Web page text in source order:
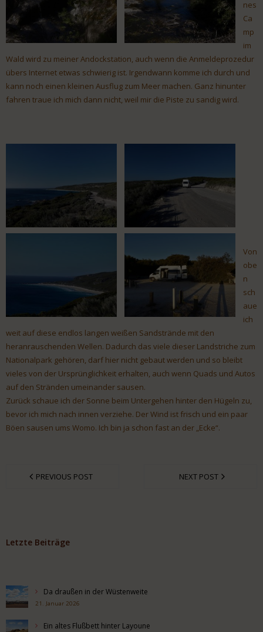
nes
Ca
mp
im
Wald wird zu meiner Andockstation, auch wenn die Anmeldeprozedur
übers Internet etwas schwierig ist. Irgendwann komme ich durch und
kann noch einen kleinen Ausflug zum Meer machen. Ganz hinunter
fahren traue ich mich dann nicht, weil mir die Piste zu sandig wird.
Von
obe
n
sch
aue
ich
weit auf diese endlos langen weißen Sandstrände mit den
heranrauschenden Wellen. Dadurch das viele dieser Landstriche zum
Nationalpark gehören, darf hier nicht gebaut werden und so bleibt
vieles von der Ursprünglichkeit erhalten, auch wenn Quads und Autos
auf den Stränden umeinander sausen.
Zurück schaue ich der Sonne beim Untergehen hinter den Hügeln zu,
bevor ich mich nach innen verziehe. Der Wind ist frisch und ein paar
Böen sausen ums Womo. Ich bin ja schon fast an der „Ecke“.
PREVIOUS POST NEXT POST
Letzte Beiträge
Da draußen in der Wüstenweite
21. Januar 2026
Ein altes Flußbett hinter Layoune